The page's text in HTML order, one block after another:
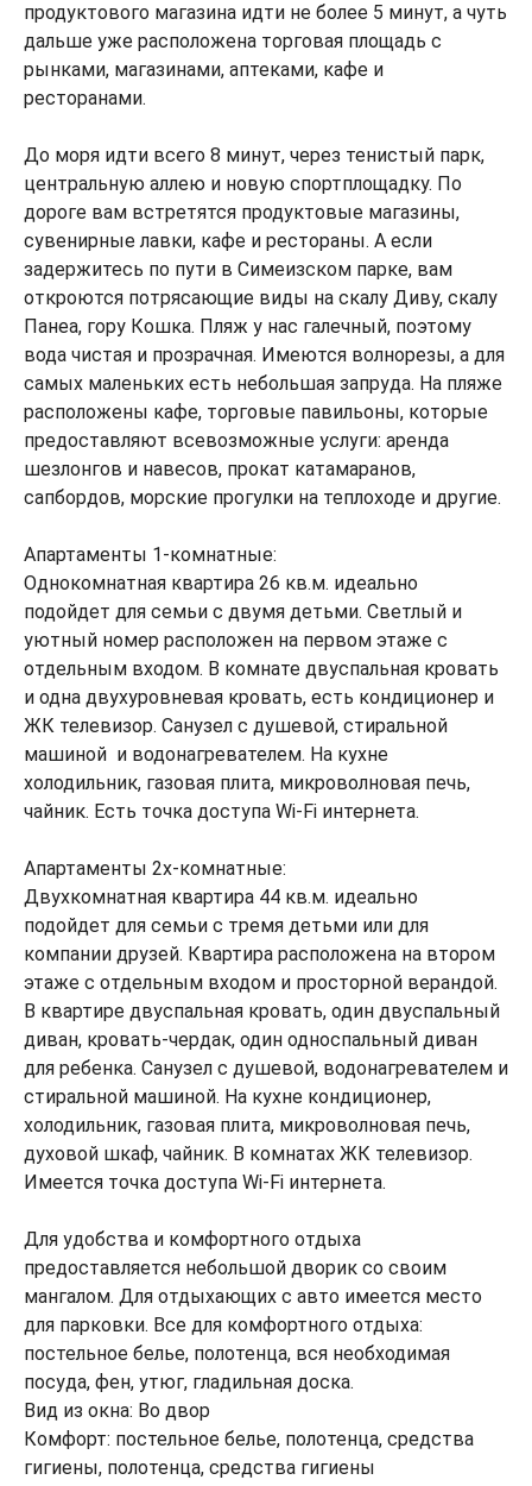
продуктового магазина идти не более 5 минут, а чуть
дальше уже расположена торговая площадь с
рынками, магазинами, аптеками, кафе и
ресторанами.
До моря идти всего 8 минут, через тенистый парк,
центральную аллею и новую спортплощадку. По
дороге вам встретятся продуктовые магазины,
сувенирные лавки, кафе и рестораны. А если
задержитесь по пути в Симеизском парке, вам
откроются потрясающие виды на скалу Диву, скалу
Панеа, гору Кошка. Пляж у нас галечный, поэтому
вода чистая и прозрачная. Имеются волнорезы, а для
самых маленьких есть небольшая запруда. На пляже
расположены кафе, торговые павильоны, которые
предоставляют всевозможные услуги: аренда
шезлонгов и навесов, прокат катамаранов,
сапбордов, морские прогулки на теплоходе и другие.
Апартаменты 1-комнатные:
Однокомнатная квартира 26 кв.м. идеально
подойдет для семьи с двумя детьми. Светлый и
уютный номер расположен на первом этаже с
отдельным входом. В комнате двуспальная кровать
и одна двухуровневая кровать, есть кондиционер и
ЖК телевизор. Санузел с душевой, стиральной
машиной и водонагревателем. На кухне
холодильник, газовая плита, микроволновая печь,
чайник. Есть точка доступа Wi-Fi интернета.
Апартаменты 2х-комнатные:
Двухкомнатная квартира 44 кв.м. идеально
подойдет для семьи с тремя детьми или для
компании друзей. Квартира расположена на втором
этаже с отдельным входом и просторной верандой.
В квартире двуспальная кровать, один двуспальный
диван, кровать-чердак, один односпальный диван
для ребенка. Санузел с душевой, водонагревателем и
стиральной машиной. На кухне кондиционер,
холодильник, газовая плита, микроволновая печь,
духовой шкаф, чайник. В комнатах ЖК телевизор.
Имеется точка доступа Wi-Fi интернета.
Для удобства и комфортного отдыха
предоставляется небольшой дворик со своим
мангалом. Для отдыхающих с авто имеется место
для парковки. Все для комфортного отдыха:
постельное белье, полотенца, вся необходимая
посуда, фен, утюг, гладильная доска.
Вид из окна: Во двор
Комфорт: постельное белье, полотенца, средства
гигиены, полотенца, средства гигиены